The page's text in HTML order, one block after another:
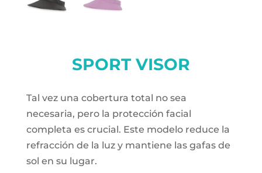
SPORT VISOR
Tal vez una cobertura total no sea
necesaria, pero la protección facial
completa es crucial. Este modelo reduce la
refracción de la luz y mantiene las gafas de
sol en su lugar.